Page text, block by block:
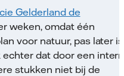
Gelderland de
weken, omdat één
voor natuur, pas later is
dat door een
stukken niet bij de